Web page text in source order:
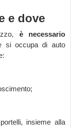
e dove
è necessario
si occupa di auto
insieme alla